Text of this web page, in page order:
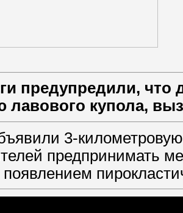
предупредили,
купола,
3-
предпринимать